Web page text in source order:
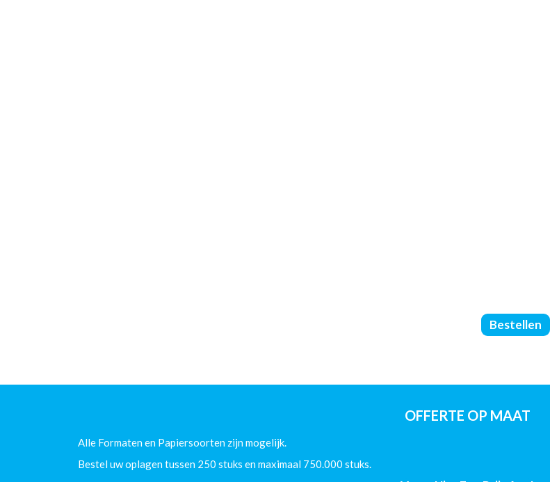
Softcover
Boeken
-
(80/Offset)
Bestellen
OFFERTE OP MAAT
Alle Formaten en Papiersoorten zijn mogelijk.
Bestel uw oplagen tussen 250 stuks en maximaal 750.000 stuks.